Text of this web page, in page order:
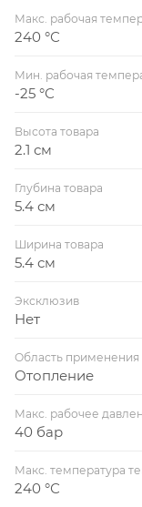
Макс. рабочая
240 °С
Мин. рабочая
-25 °С
Высота товара
2.1 см
Глубина товара
5.4 см
Ширина товара
5.4 см
Эксклюзив
Нет
Область применения
Отопление
Макс. рабочее
40 бар
Макс. температура
240 °С